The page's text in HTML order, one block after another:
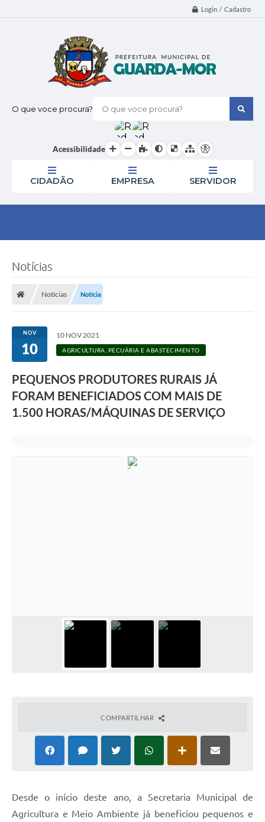
Login / Cadastro
O que voce procura?
Acessibilidade
CIDADÃO EMPRESA SERVIDOR
Notícias
Notícias Notícia
NOV
10
10 NOV 2021
AGRICULTURA, PECUÁRIA E ABASTECIMENTO
PEQUENOS PRODUTORES RURAIS JÁ
FORAM BENEFICIADOS COM MAIS DE
1.500 HORAS/MÁQUINAS DE SERVIÇO
COMPARTILHAR
Desde o início deste ano, a Secretaria Municipal de
Agricultura e Meio Ambiente já beneficiou pequenos e